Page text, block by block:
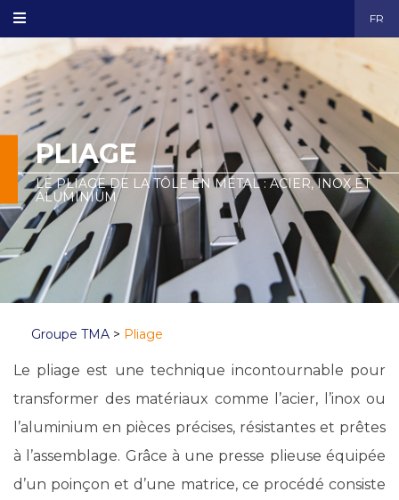
FR
PLIAGE
LE PLIAGE DE LA TÔLE EN MÉTAL : ACIER, INOX ET
ALUMINIUM
Groupe TMA > Pliage
Le pliage est une technique incontournable pour
transformer des matériaux comme l’acier, l’inox ou
l’aluminium en pièces précises, résistantes et prêtes
à l’assemblage. Grâce à une presse plieuse équipée
d’un poinçon et d’une matrice, ce procédé consiste